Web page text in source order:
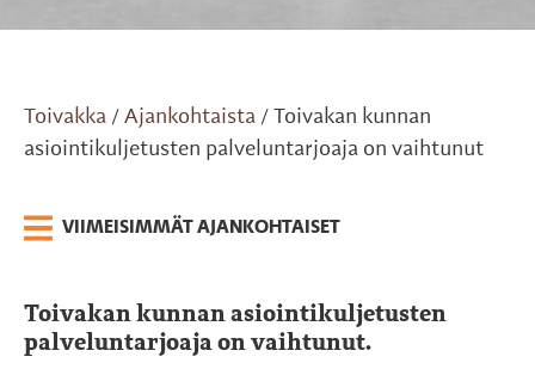
Toivakka / Ajankohtaista / Toivakan kunnan
asiointikuljetusten palveluntarjoaja on vaihtunut
VIIMEISIMMÄT AJANKOHTAISET
Toivakan kunnan asiointikuljetusten
palveluntarjoaja on vaihtunut.